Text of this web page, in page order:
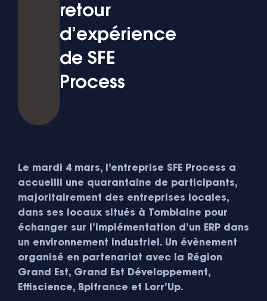
retour
d’expérience
de SFE
Process
Le mardi 4 mars, l’entreprise SFE Process a
accueilli une quarantaine de participants,
majoritairement des entreprises locales,
dans ses locaux situés à Tomblaine pour
échanger sur l’implémentation d’un ERP dans
un environnement industriel. Un évènement
organisé en partenariat avec la Région
Grand Est, Grand Est Développement,
Effiscience, Bpifrance et Lorr’Up.